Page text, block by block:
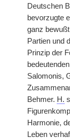
Deutschen
bevorzugte
ganz
Partien und
Prinzip der
Salomonis,
Behmer. H.
Harmonie,
Leben